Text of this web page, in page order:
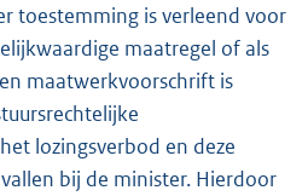
toestemming is verleend voor
maatregel of als
maatwerkvoorschrift is
lozingsverbod en deze
bij de minister. Hierdoor